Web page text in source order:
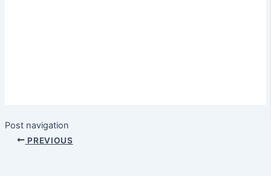
Post navigation
PREVIOUS